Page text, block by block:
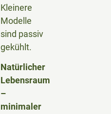
Kleinere
Modelle
sind passiv
gekühlt.
Natürlicher
Lebensraum
–
minimaler